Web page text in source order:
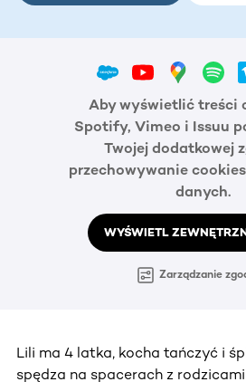
Aby wyświetlić treści
Spotify, Vimeo i Issuu
Twojej dodatkowej
przechowywanie
danych.
WYŚWIETL
Zarządzanie
Lili ma 4 latka, kocha tańczyć i
spędza na spacerach z